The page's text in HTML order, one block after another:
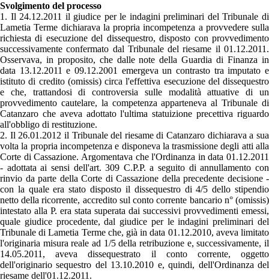
Svolgimento del processo
1. Il 24.12.2011 il giudice per le indagini preliminari del Tribunale di
Lametia Terme dichiarava la propria incompetenza a provvedere sulla
richiesta di esecuzione del dissequestro, disposto con provvedimento
successivamente confermato dal Tribunale del riesame il 01.12.2011.
Osservava, in proposito, che dalle note della Guardia di Finanza in
data 13.12.2011 e 09.12.2001 emergeva un contrasto tra imputato e
istituto di credito (omissis) circa l'effettiva esecuzione del dissequestro
e che, trattandosi di controversia sulle modalità attuative di un
provvedimento cautelare, la competenza apparteneva al Tribunale di
Catanzaro che aveva adottato l'ultima statuizione precettiva riguardo
all'obbligo di restituzione.
2. Il 26.01.2012 il Tribunale del riesame di Catanzaro dichiarava a sua
volta la propria incompetenza e disponeva la trasmissione degli atti alla
Corte di Cassazione. Argomentava che l'Ordinanza in data 01.12.2011
- adottata ai sensi dell'art. 309 C.P.P. a seguito di annullamento con
rinvio da parte della Corte di Cassazione della precedente decisione -
con la quale era stato disposto il dissequestro di 4/5 dello stipendio
netto della ricorrente, accredito sul conto corrente bancario n° (omissis)
intestato alla P. era stata superata dai successivi provvedimenti emessi,
quale giudice procedente, dal giudice per le indagini preliminari del
Tribunale di Lametia Terme che, già in data 01.12.2010, aveva limitato
l'originaria misura reale ad 1/5 della retribuzione e, successivamente, il
14.05.2011, aveva dissequestrato il conto corrente, oggetto
dell'originario sequestro del 13.10.2010 e, quindi, dell'Ordinanza del
riesame dell'01.12.2011.